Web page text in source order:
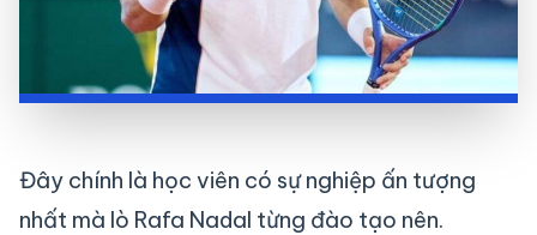
Đây chính là học viên có sự nghiệp ấn tượng
nhất mà lò Rafa Nadal từng đào tạo nên.